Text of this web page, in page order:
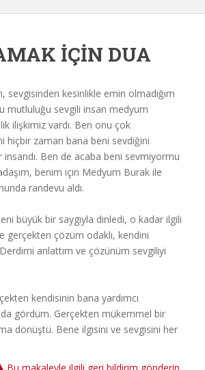
İÇİN DUA
kesinlikle emin olmadığım
mutluluğu sevgili insan medyum
ilişkimiz vardı. Ben onu çok
hiçbir zaman bana beni sevdiğini
Ben de acaba beni sevmiyormu
benim için Medyum Burak ile
randevu aldı.
büyük bir saygıyla dinledi, o kadar ilgili
gerçekten çözüm odaklı, kendini
anlattım ve çözünüm sevgiliyi
kendisinin bana yardımcı
da gördüm. Gerçekten mükemmel bir
dönüştü. Bene ilgisini ve sevgisini her